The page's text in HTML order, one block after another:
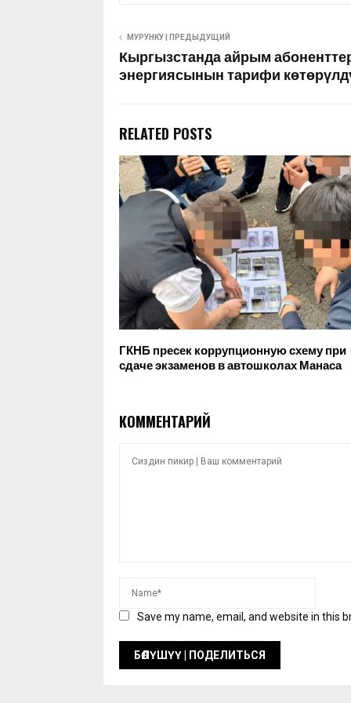
МУРУНКУ | ПРЕДЫДУЩИЙ
Кыргызстанда айрым
энергиясынын тарифи
RELATED POSTS
ГКНБ пресек коррупционную схему при
сдаче экзаменов в автошколах Манаса
КОММЕНТАРИЙ
Save my name, email, and website in this